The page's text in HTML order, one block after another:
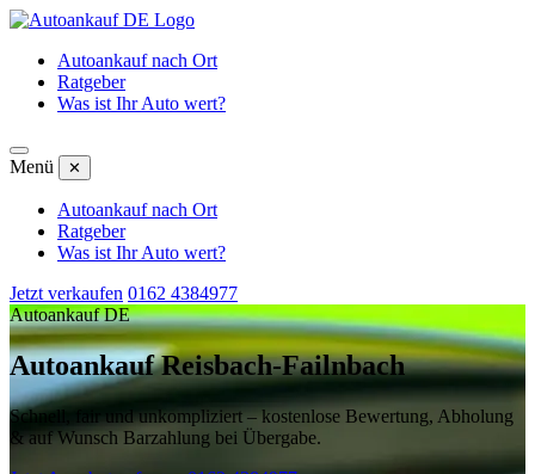
Autoankauf nach Ort
Ratgeber
Was ist Ihr Auto wert?
Menü ✕
Autoankauf nach Ort
Ratgeber
Was ist Ihr Auto wert?
Jetzt verkaufen 0162 4384977
Autoankauf DE
Autoankauf Reisbach-Failnbach
Schnell, fair und unkompliziert – kostenlose Bewertung, Abholung
& auf Wunsch Barzahlung bei Übergabe.